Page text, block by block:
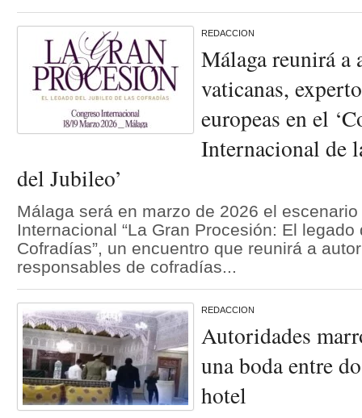
REDACCION
Málaga reunirá a
vaticanas,
europeas en el
Internacional de
del Jubileo’
Málaga será en marzo de 2026 el
Internacional “La Gran Procesión: El
Cofradías”, un encuentro que reunirá a
responsables de cofradías...
REDACCION
Autoridades
una boda entre
hotel